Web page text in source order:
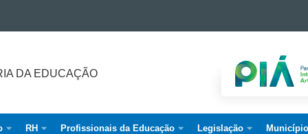
DA EDUCAÇÃO
RH Profissionais da Educação Legislação Município